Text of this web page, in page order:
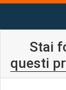
Stai
questi